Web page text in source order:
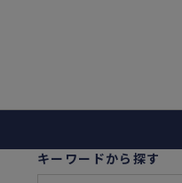
キーワードから探す